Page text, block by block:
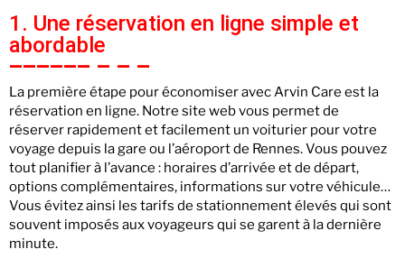
1. Une réservation en ligne simple et
abordable
La première étape pour économiser avec Arvin Care est la
réservation en ligne. Notre site web vous permet de
réserver rapidement et facilement un voiturier pour votre
voyage depuis la gare ou l’aéroport de Rennes. Vous pouvez
tout planifier à l’avance : horaires d’arrivée et de départ,
options complémentaires, informations sur votre véhicule…
Vous évitez ainsi les tarifs de stationnement élevés qui sont
souvent imposés aux voyageurs qui se garent à la dernière
minute.